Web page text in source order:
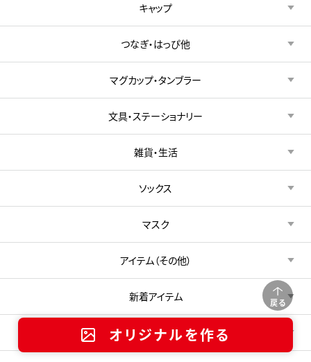
戻る
オリジナルを作る
キャップ
つなぎ・はっぴ他
マグカップ・タンブラー
文具・ステーショナリー
雑貨・生活
ソックス
マスク
アイテム（その他）
新着アイテム
特集・キャンペーン